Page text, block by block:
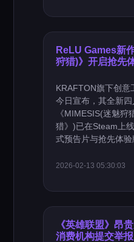
ReLU Games新
狩猎)》开启抢先
KRAFTON旗下创
今日宣布，其全新
《MIMESIS(迷魅
猎》)已在Steam上
式预告片与抢先体
2026-02-13 05:30:03
《英雄联盟》昂
消费机构提交举报